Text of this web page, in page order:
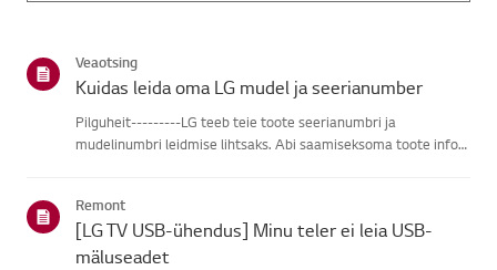
Veaotsing
Kuidas leida oma LG mudel ja seerianumber
Pilguheit---------LG teeb teie toote seerianumbri ja
mudelinumbri leidmise lihtsaks. Abi saamiseksoma toote info
võiva...
Remont
[LG TV USB-ühendus] Minu teler ei leia USB-
mäluseadet